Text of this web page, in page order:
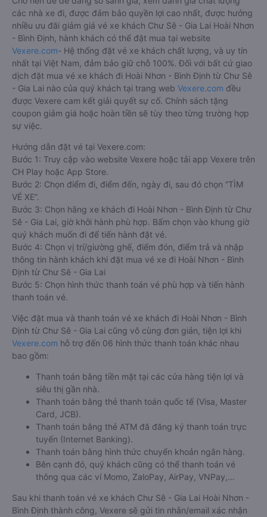
các nhà xe đi, được đảm bảo quyền lợi cao nhất, được hưởng
nhiều ưu đãi giảm giá vé xe khách Chư Sê - Gia Lai Hoài Nhơn
- Bình Định, hành khách có thể đặt mua tại website
Vexere.com- Hệ thống đặt vé xe khách chất lượng, và uy tín
nhất tại Việt Nam, đảm bảo giữ chỗ 100%. Đối với bất cứ giao
dịch đặt mua vé xe khách đi Hoài Nhơn - Bình Định từ Chư Sê
- Gia Lai nào của quý khách tại trang web Vexere.com đều
được Vexere cam kết giải quyết sự cố. Chính sách tặng
coupon giảm giá hoặc hoàn tiền sẽ tùy theo từng trường hợp
sự việc.
Hướng dẫn đặt vé tại Vexere.com:
Bước 1: Truy cập vào website Vexere hoặc tải app Vexere trên
CH Play hoặc App Store.
Bước 2: Chọn điểm đi, điểm đến, ngày đi, sau đó chọn “TÌM
VÉ XE”.
Bước 3: Chọn hãng xe khách đi Hoài Nhơn - Bình Định từ Chư
Sê - Gia Lai, giờ khởi hành phù hợp. Bấm chọn vào khung giờ
quý khách muốn đi để tiến hành đặt vé.
Bước 4: Chọn vị trí/giường ghế, điểm đón, điểm trả và nhập
thông tin hành khách khi đặt mua vé xe đi Hoài Nhơn - Bình
Định từ Chư Sê - Gia Lai
Bước 5: Chọn hình thức thanh toán vé phù hợp và tiến hành
thanh toán vé.
Việc đặt mua và thanh toán vé xe khách đi Hoài Nhơn - Bình
Định từ Chư Sê - Gia Lai cũng vô cùng đơn giản, tiện lợi khi
Vexere.com hỗ trợ đến 06 hình thức thanh toán khác nhau
bao gồm:
Thanh toán bằng tiền mặt tại các cửa hàng tiện lợi và
siêu thị gần nhà.
Thanh toán bằng thẻ thanh toán quốc tế (Visa, Master
Card, JCB).
Thanh toán bằng thẻ ATM đã đăng ký thanh toán trực
tuyến (Internet Banking).
Thanh toán bằng hình thức chuyển khoản ngân hàng.
Bên cạnh đó, quý khách cũng có thể thanh toán vé
thông qua các ví Momo, ZaloPay, AirPay, VNPay,…
Sau khi thanh toán vé xe khách Chư Sê - Gia Lai Hoài Nhơn -
Bình Định thành công, Vexere sẽ gửi tin nhắn/email xác nhận